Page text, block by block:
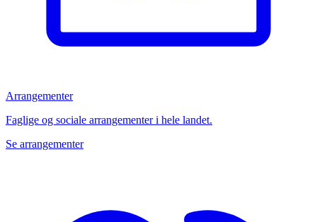
Arrangementer
Faglige og sociale arrangementer i hele landet.
Se arrangementer